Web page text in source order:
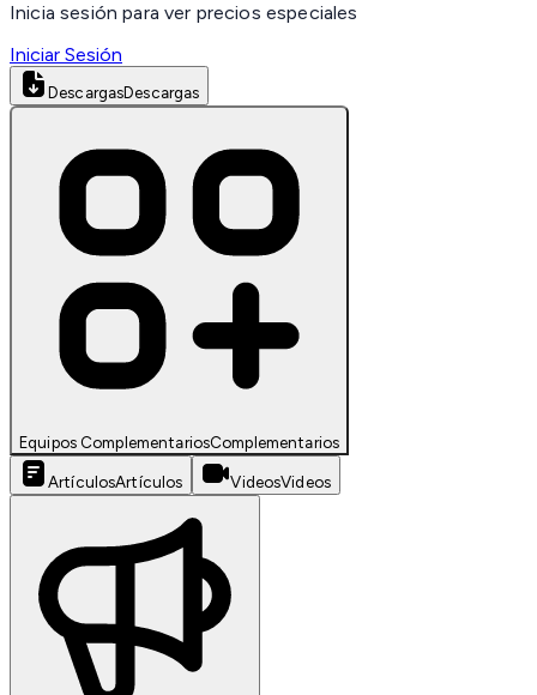
Inicia sesión para ver precios especiales
Iniciar Sesión
DescargasDescargas
Equipos ComplementariosComplementarios
ArtículosArtículos VideosVideos